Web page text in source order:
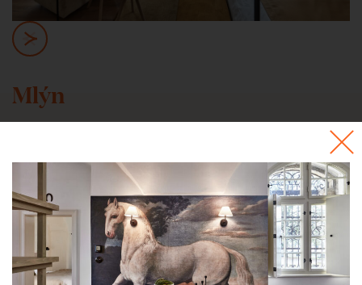
Mlýn
Ubytujte se v místě, kde stál od poloviny 17. století klášterní